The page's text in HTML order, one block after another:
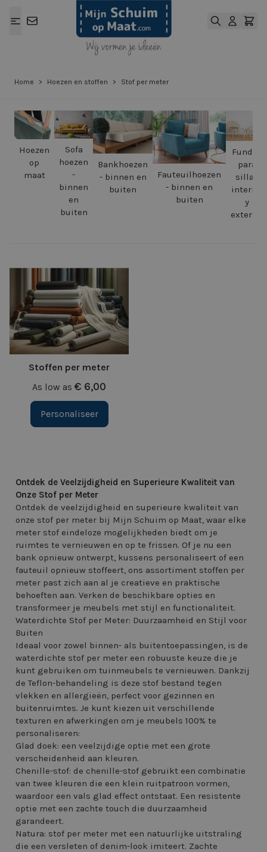
Home > Hoezen en stoffen > Stof per meter
Hoezen
op
maat
Sofa
hoezen
-
binnen
en
buiten
Bankhoezen
- binnen en
buiten
Fauteuilhoezen
- binnen en
buiten
Fundas
para
silla -
interior
y
exterior
Stoffen per meter
As low as € 6,00
Personaliseer
Ontdek de Veelzijdigheid en Superieure Kwaliteit van
Onze Stof per Meter
Ontdek de veelzijdigheid en superieure kwaliteit van
onze stof per meter bij Mijn Schuim op Maat, waar elke
meter stof eindeloze mogelijkheden biedt om je
ruimtes te vernieuwen en op te frissen. Of je nu een
bank opnieuw ontwerpt, kussens personaliseert of een
fauteuil opnieuw stoffeert, ons assortiment stoffen per
meter past zich aan al je creatieve en praktische
behoeften aan. Verken de beschikbare opties en
transformeer je meubels met stijl en functionaliteit.
Waterdichte Stof per Meter: Duurzaamheid en Stijl voor
Buiten
Ideaal voor zowel binnen- als buitentoepassingen, is de
waterdichte stof per meter een robuuste keuze die je
kunt gebruiken om tuinmeubels te vernieuwen. Dankzij
de Teflon-behandeling is deze stof bestand tegen
vlekken en allergieën, perfect voor gezinnen en
buitenruimtes. Je kunt kiezen uit verschillende
texturen en afwerkingen om je meubels 100% te
personaliseren:
Glad doek: een veelzijdige optie met een grote
verscheidenheid aan kleuren.
Chenille-stof: de chenille-stof gebruikt een combinatie
van twee kleuren die een klein ruitpatroon vormen,
waardoor een vals glad effect ontstaat. Een resistente
optie met een zachte touch die duurzaamheid
garandeert.
Natura: stof per meter met een natuurlijke uitstraling
die een versleten of denim-look imiteert. Zachte